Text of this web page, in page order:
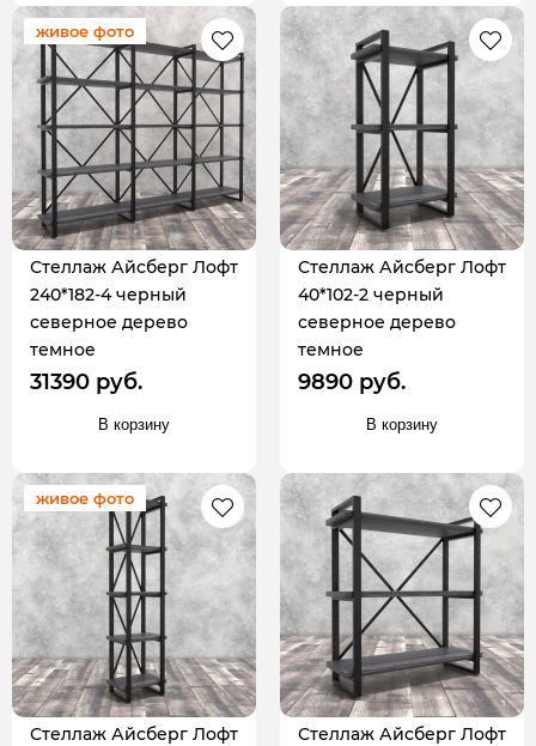
живое фото
Стеллаж Айсберг Лофт
240*182-4 черный
северное дерево
темное
31390 руб.
В корзину
Стеллаж Айсберг Лофт
40*102-2 черный
северное дерево
темное
9890 руб.
В корзину
живое фото
Стеллаж Айсберг Лофт
Стеллаж Айсберг Лофт